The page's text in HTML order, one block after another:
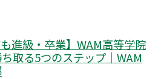
も進級・卒業】WAM高等学院
取る5つのステップ｜WAM